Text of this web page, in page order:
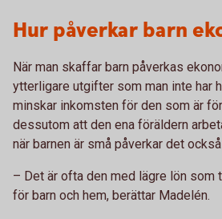
Hur påverkar barn
När man skaffar barn påverkas
ytterligare utgifter som man inte har
minskar inkomsten för den som är
dessutom att den ena föräldern
när barnen är små påverkar det
– Det är ofta den med lägre lön som
för barn och hem, berättar Madelén.